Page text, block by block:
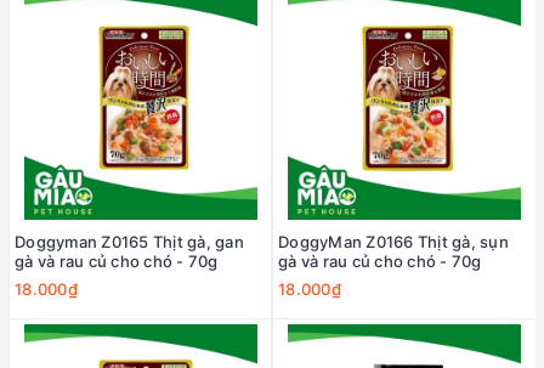
Doggyman Z0165 Thịt gà, gan
gà và rau củ cho chó - 70g
18.000₫
DoggyMan Z0166 Thịt gà, sụn
gà và rau củ cho chó - 70g
18.000₫